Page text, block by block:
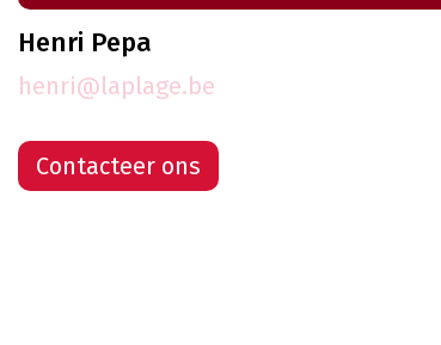
Henri Pepa
henri@laplage.be
Contacteer ons